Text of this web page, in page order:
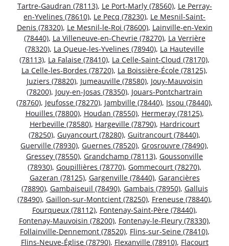
Tartre-Gaudran (78113), Le Port-Marly (78560), Le Perray-
en-Yvelines (78610), Le Pecq (78230), Le Mesnil-Saint-
Denis (78320), Le Mesnil-le-Roi (78600), Lainville-en-Vexin
(78440), La Villeneuve-en-Chevrie (78270), La Verrière
(78320), La Queue-les-Yvelines (78940), La Hauteville
(78113), La Falaise (78410), La Celle-Saint-Cloud (78170),
La Celle-les-Bordes (78720), La Boissière-École (78125),
Juziers (78820), Jumeauville (78580), Jouy-Mauvoisin
(78200), Jouy-en-Josas (78350), Jouars-Pontchartrain
(78760), Jeufosse (78270), Jambville (78440), Issou (78440),
Houilles (78800), Houdan (78550), Hermeray (78125),
Herbeville (78580), Hargeville (78790), Hardricourt
(78250), Guyancourt (78280), Guitrancourt (78440),
Guerville (78930), Guernes (78520), Grosrouvre (78490),
Gressey (78550), Grandchamp (78113), Goussonville
(78930), Goupillières (78770), Gommecourt (78270),
Gazeran (78125), Gargenville (78440), Garancières
(78890), Gambaiseuil (78490), Gambais (78950), Galluis
(78490), Gaillon-sur-Montcient (78250), Freneuse (78840),
Fourqueux (78112), Fontenay-Saint-Père (78440),
Fontenay-Mauvoisin (78200), Fontenay-le-Fleury (78330),
Follainville-Dennemont (78520), Flins-sur-Seine (78410),
Flins-Neuve-Église (78790), Flexanville (78910), Flacourt